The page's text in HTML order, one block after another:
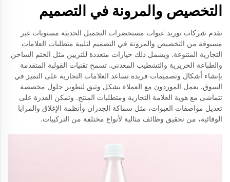
التخصيص والمرونة في التصميم
تقدم شركات توريد عبوات مستحضرات التجميل الحديثة مستويات غير
مسبوقة من التخصيص والمرونة في التصميم لتلبية متطلبات العلامات
التجارية المتنوعة. ويشمل ذلك خيارات متعددة للتزيين مثل الختم الساخن
والطباعة الحريرية والتشطيب المعدني. تسمح تقنيات القولبة المتقدمة
بإنشاء أشكال وتصميمات فريدة تساعد العلامات التجارية على التميز في
السوق. يعمل الموردون مع العملاء بشكل وثيق لتطوير حلول مخصصة
تتماشى مع هوية العلامة التجارية ومتطلبات المنتج. وتمكن القدرة على
تعديل مواصفات العبوات، مثل سماكة الجدران وأنظمة الإغلاق والمزايا
الوقائية، من تحقيق وظائف مثالية لأنواع مختلفة من التركيبات.